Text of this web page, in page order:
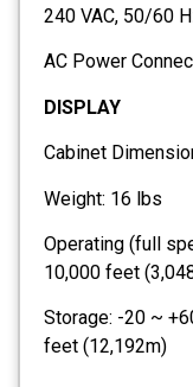
240 VAC, 50/60
AC Power
DISPLAY
Cabinet
Weight: 16 lbs
Operating (full
10,000 feet
Storage: -20 ~
feet (12,192m)